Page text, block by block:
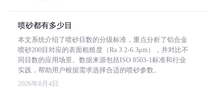
喷砂都有多少目
本文系统介绍了喷砂目数的分级标准，重点分析了铝合金
喷砂200目对应的表面粗糙度（Ra 3.2-6.3μm），并对比不
同目数的应用场景。数据来源包括ISO 8503-1标准和行业
实践，帮助用户根据需求选择合适的喷砂参数。
2026年8月4日